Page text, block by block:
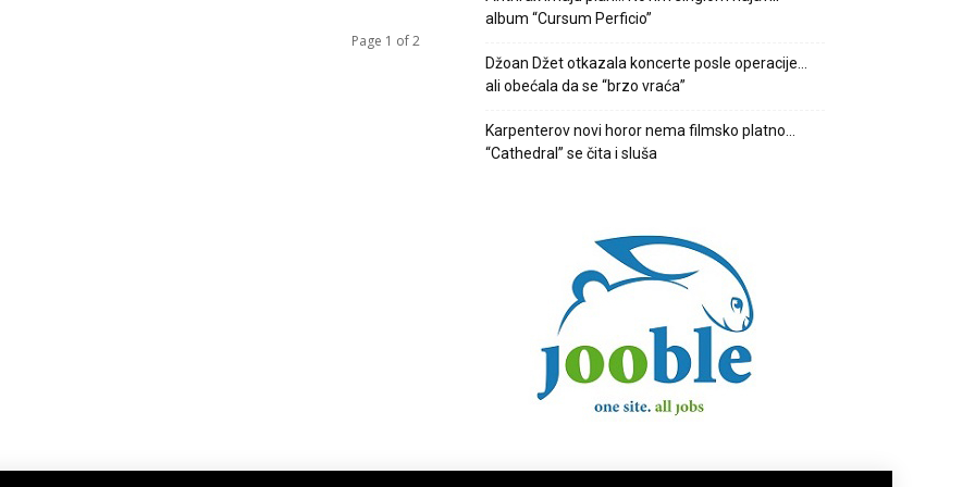
Page 1 of 2
album “Cursum Perficio”
Džoan Džet otkazala koncerte posle operacije…
ali obećala da se “brzo vraća”
Karpenterov novi horor nema filmsko platno…
“Cathedral” se čita i sluša